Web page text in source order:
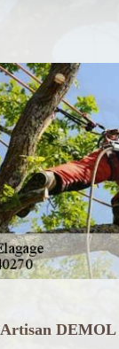
Artisan DEMOL